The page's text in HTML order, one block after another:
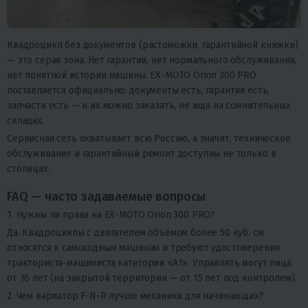
Квадроцикл без документов (растоможки, гарантийной книжки)
— это серая зона. Нет гарантии, нет нормального обслуживания,
нет понятной истории машины. EX-MOTO Orion 300 PRO
поставляется официально: документы есть, гарантия есть,
запчасти есть — и их можно заказать, не ища на сомнительных
складах.
Сервисная сеть охватывает всю Россию, а значит, техническое
обслуживание и гарантийный ремонт доступны не только в
столицах.
FAQ — часто задаваемые вопросы
1. Нужны ли права на EX-MOTO Orion 300 PRO?
Да. Квадроциклы с двигателем объёмом более 50 куб. см
относятся к самоходным машинам и требуют удостоверения
тракториста-машиниста категории «А1». Управлять могут лица
от 16 лет (на закрытой территории — от 15 лет под контролем).
2. Чем вариатор F-N-R лучше механики для начинающих?